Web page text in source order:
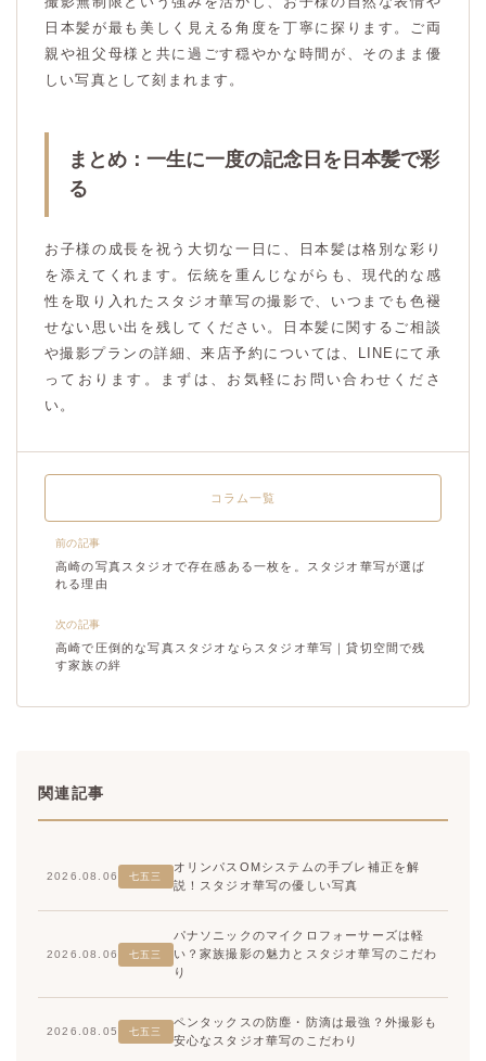
日本髪が最も美しく見える角度を丁寧に探ります。ご両
親や祖父母様と共に過ごす穏やかな時間が、そのまま優
しい写真として刻まれます。
まとめ：一生に一度の記念日を日本髪で彩
る
お子様の成長を祝う大切な一日に、日本髪は格別な彩り
を添えてくれます。伝統を重んじながらも、現代的な感
性を取り入れたスタジオ華写の撮影で、いつまでも色褪
せない思い出を残してください。日本髪に関するご相談
や撮影プランの詳細、来店予約については、LINEにて承
っております。まずは、お気軽にお問い合わせくださ
い。
前の記事
高崎の写真スタジオで存在感ある一枚を。スタジオ華写が選ば
れる理由
コラム一覧
次の記事
高崎で圧倒的な写真スタジオならスタジオ華写｜貸切空間で残
す家族の絆
関連記事
2026.08.06 七五三
オリンパスOMシステムの手ブレ補正を解
説！スタジオ華写の優しい写真
2026.08.06 七五三
パナソニックのマイクロフォーサーズは軽
い？家族撮影の魅力とスタジオ華写のこだわ
り
2026.08.05 七五三
ペンタックスの防塵・防滴は最強？外撮影も
安心なスタジオ華写のこだわり